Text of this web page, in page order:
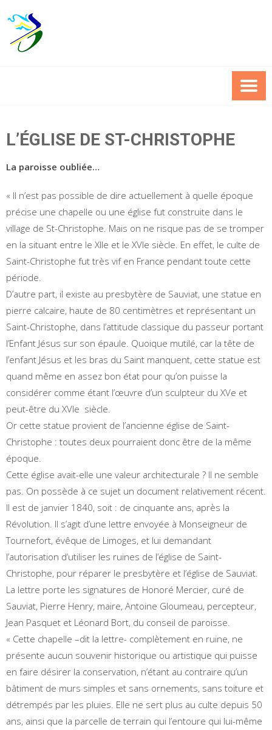
to
content
L’ÉGLISE DE ST-CHRISTOPHE
La paroisse oubliée…
« Il n’est pas possible de dire actuellement à quelle époque
précise une chapelle ou une église fut construite dans le
village de St-Christophe. Mais on ne risque pas de se tromper
en la situant entre le XIIe et le XVIe siècle. En effet, le culte de
Saint-Christophe fut très vif en France pendant toute cette
période.
D’autre part, il existe au presbytère de Sauviat, une statue en
pierre calcaire, haute de 80 centimètres et représentant un
Saint-Christophe, dans l’attitude classique du passeur portant
l’Enfant Jésus sur son épaule. Quoique mutilé, car la tête de
l’enfant Jésus et les bras du Saint manquent, cette statue est
quand même en assez bon état pour qu’on puisse la
considérer comme étant l’œuvre d’un sculpteur du XVe et
peut-être du XVIe siècle.
Or cette statue provient de l’ancienne église de Saint-
Christophe : toutes deux pourraient donc être de la même
époque.
Cette église avait-elle une valeur architecturale ? Il ne semble
pas. On possède à ce sujet un document relativement récent.
Il est de janvier 1840, soit : de cinquante ans, après la
Révolution. Il s’agit d’une lettre envoyée à Monseigneur de
Tournefort, évêque de Limoges, et lui demandant
l’autorisation d’utiliser les ruines de l’église de Saint-
Christophe, pour réparer le presbytère et l’église de Sauviat.
La lettre porte les signatures de Honoré Mercier, curé de
Sauviat, Pierre Henry, maire, Antoine Gloumeau, percepteur,
Jean Pasquet et Léonard Bort, du conseil de paroisse.
« Cette chapelle –dit la lettre- complètement en ruine, ne
présente aucun souvenir historique ou artistique qui puisse
en faire désirer la conservation, n’étant au contraire qu’un
bâtiment de murs simples et sans ornements, sans toiture et
détrempés par les pluies. Elle ne sert plus au culte depuis 50
ans, ainsi que la parcelle de terrain qui l’entoure qui lui-même